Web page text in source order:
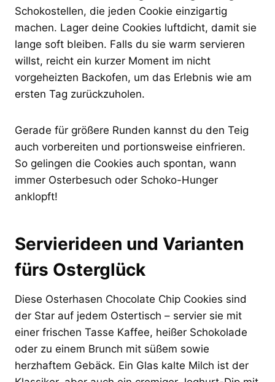
Schokostellen, die jeden Cookie einzigartig
machen. Lager deine Cookies luftdicht, damit sie
lange soft bleiben. Falls du sie warm servieren
willst, reicht ein kurzer Moment im nicht
vorgeheizten Backofen, um das Erlebnis wie am
ersten Tag zurückzuholen.
Gerade für größere Runden kannst du den Teig
auch vorbereiten und portionsweise einfrieren.
So gelingen die Cookies auch spontan, wann
immer Osterbesuch oder Schoko-Hunger
anklopft!
Servierideen und Varianten
fürs Osterglück
Diese Osterhasen Chocolate Chip Cookies sind
der Star auf jedem Ostertisch – servier sie mit
einer frischen Tasse Kaffee, heißer Schokolade
oder zu einem Brunch mit süßem sowie
herzhaftem Gebäck. Ein Glas kalte Milch ist der